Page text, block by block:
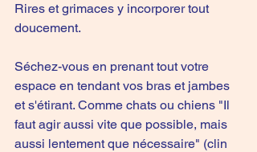
Rires et grimaces y incorporer tout
doucement.
Séchez-vous en prenant tout votre
espace en tendant vos bras et jambes
et s'étirant. Comme chats ou chiens "Il
faut agir aussi vite que possible, mais
aussi lentement que nécessaire" (clin